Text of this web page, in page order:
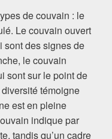
de couvain : le
Le couvain ouvert
des signes de
le couvain
sont sur le point de
témoigne
est en pleine
indique par
tandis qu’un cadre